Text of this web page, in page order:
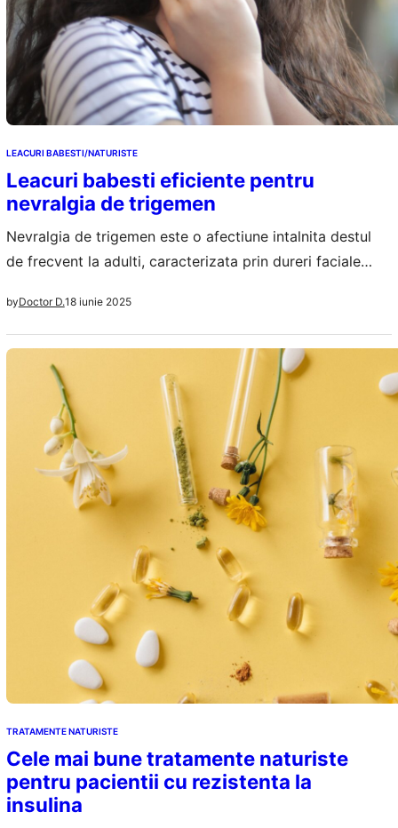
LEACURI BABESTI/NATURISTE
Leacuri babesti eficiente pentru
nevralgia de trigemen
Nevralgia de trigemen este o afectiune intalnita destul
de frecvent la adulti, caracterizata prin dureri faciale
poti face tot ce iti propui. De la mestecat la vorbit,
zambit, periaj dentar, barbierit, toate vor declansa
episoade de durere groaznica in toata fata sau in
anumite zone.…
byDoctor D.18 iunie 2025
TRATAMENTE NATURISTE
Cele mai bune tratamente naturiste
pentru pacientii cu rezistenta la
insulina